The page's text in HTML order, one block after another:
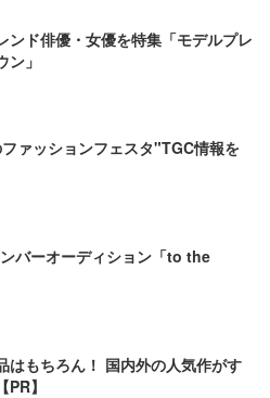
ンド俳優・女優を特集「モデルプレ
ン」
ァッションフェスタ"TGC情報を
バーオーディション「to the
はもちろん！ 国内外の人気作がす
】